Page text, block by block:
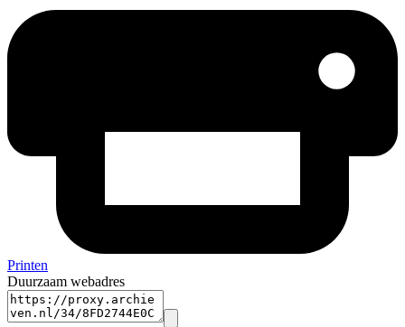
Printen
Duurzaam webadres